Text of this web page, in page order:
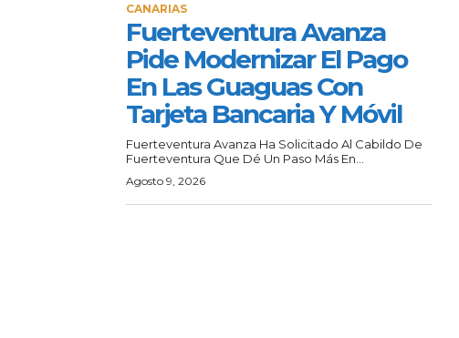
CANARIAS
Fuerteventura Avanza
Pide Modernizar El Pago
En Las Guaguas Con
Tarjeta Bancaria Y Móvil
Fuerteventura Avanza Ha Solicitado Al Cabildo De
Fuerteventura Que Dé Un Paso Más En...
Agosto 9, 2026